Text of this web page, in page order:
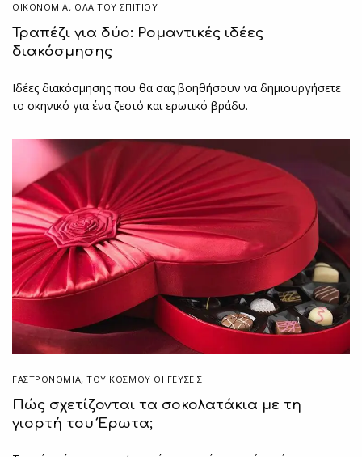
ΟΙΚΟΝΟΜΙΑ, ΌΛΑ ΤΟΥ ΣΠΙΤΙΟΥ
Τραπέζι για δύο: Ρομαντικές ιδέες
διακόσμησης
Ιδέες διακόσμησης που θα σας βοηθήσουν να δημιουργήσετε
το σκηνικό για ένα ζεστό και ερωτικό βράδυ.
ΓΑΣΤΡΟΝΟΜΙΑ,ΤΟΥ ΚΌΣΜΟΥ ΟΙ ΓΕΎΣΕΙΣ
Πώς σχετίζονται τα σοκολατάκια με τη
γιορτή του Έρωτα;